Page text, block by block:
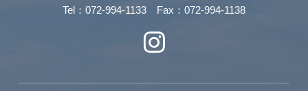
Tel：072-994-1133 Fax：072-994-1138